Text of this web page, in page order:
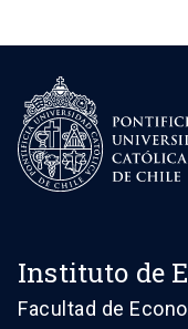
Instituto de
Facultad de